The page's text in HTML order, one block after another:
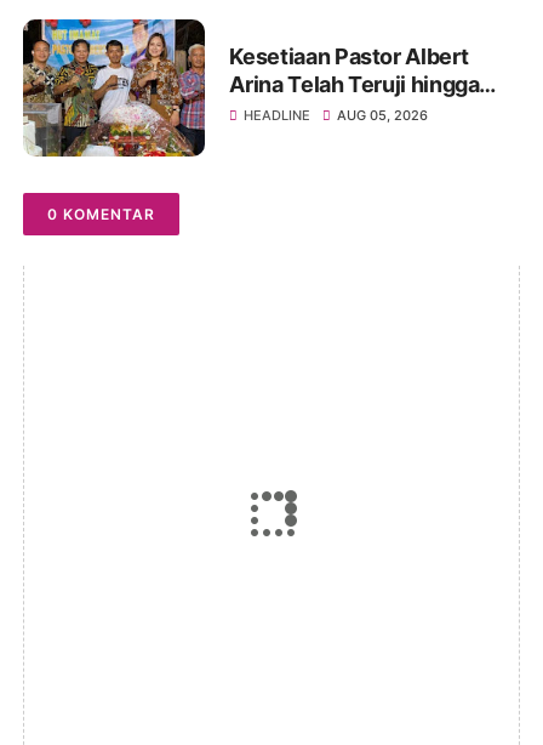
Kesetiaan Pastor Albert
Arina Telah Teruji hingga
Pesta Perak Imamat ke 28
HEADLINE AUG 05, 2026
0 KOMENTAR